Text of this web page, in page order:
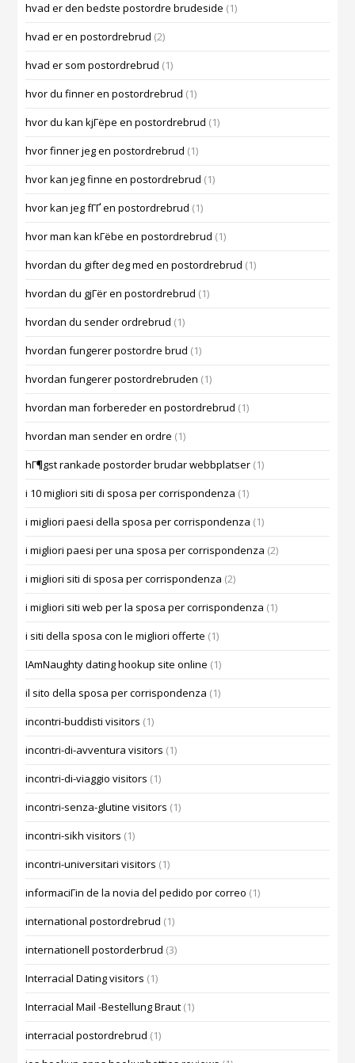
hvad er den bedste postordre brudeside (1)
hvad er en postordrebrud (2)
hvad er som postordrebrud (1)
hvor du finner en postordrebrud (1)
hvor du kan kjГёpe en postordrebrud (1)
hvor finner jeg en postordrebrud (1)
hvor kan jeg finne en postordrebrud (1)
hvor kan jeg fГҐ en postordrebrud (1)
hvor man kan kГёbe en postordrebrud (1)
hvordan du gifter deg med en postordrebrud (1)
hvordan du gjГёr en postordrebrud (1)
hvordan du sender ordrebrud (1)
hvordan fungerer postordre brud (1)
hvordan fungerer postordrebruden (1)
hvordan man forbereder en postordrebrud (1)
hvordan man sender en ordre (1)
hГ¶gst rankade postorder brudar webbplatser (1)
i 10 migliori siti di sposa per corrispondenza (1)
i migliori paesi della sposa per corrispondenza (1)
i migliori paesi per una sposa per corrispondenza (2)
i migliori siti di sposa per corrispondenza (2)
i migliori siti web per la sposa per corrispondenza (1)
i siti della sposa con le migliori offerte (1)
IAmNaughty dating hookup site online (1)
il sito della sposa per corrispondenza (1)
incontri-buddisti visitors (1)
incontri-di-avventura visitors (1)
incontri-di-viaggio visitors (1)
incontri-senza-glutine visitors (1)
incontri-sikh visitors (1)
incontri-universitari visitors (1)
informaciГіn de la novia del pedido por correo (1)
international postordrebrud (1)
internationell postorderbrud (3)
Interracial Dating visitors (1)
Interracial Mail -Bestellung Braut (1)
interracial postordrebrud (1)